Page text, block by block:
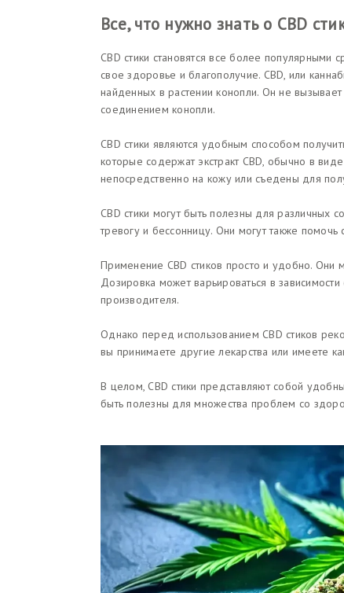
Все, что нужно знать о CBD
CBD стики становятся все более
свое здоровье и благополучие. CBD, или
найденных в растении конопли. Он не
соединением конопли.
CBD стики являются удобным способом
которые содержат экстракт CBD, обычно в
непосредственно на кожу или съедены для
CBD стики могут быть полезны для различных
тревогу и бессонницу. Они могут также помочь
Применение CBD стиков просто и удобно.
Дозировка может варьироваться в
производителя.
Однако перед использованием CBD стиков
вы принимаете другие лекарства или имеете
В целом, CBD стики представляют собой
быть полезны для множества проблем со